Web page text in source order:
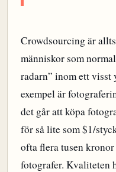
Crowdsourcing är
människor som
radarn” inom ett visst
exempel är
det går att köpa
för så lite som $1/
ofta flera tusen
fotografer. Kvaliteten